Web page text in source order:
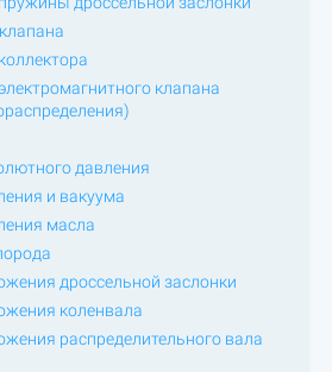
клапана
давления
и вакуума
масла
дроссельной заслонки
коленвала
распределительного вала